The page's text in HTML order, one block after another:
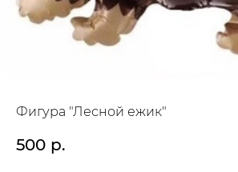
Фигура "Лесной ежик"
500 р.